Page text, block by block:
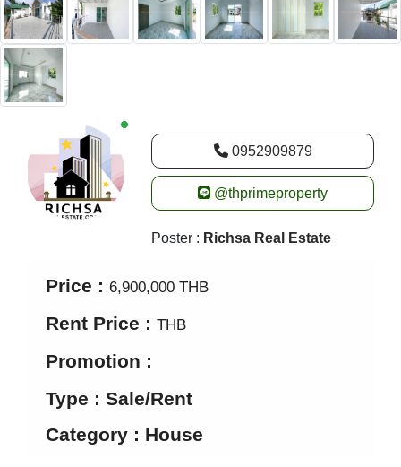
New alerts
0952909879
@thprimeproperty
Poster : Richsa Real Estate
Price : 6,900,000 THB
Rent Price : THB
Promotion :
Type : Sale/Rent
Category : House